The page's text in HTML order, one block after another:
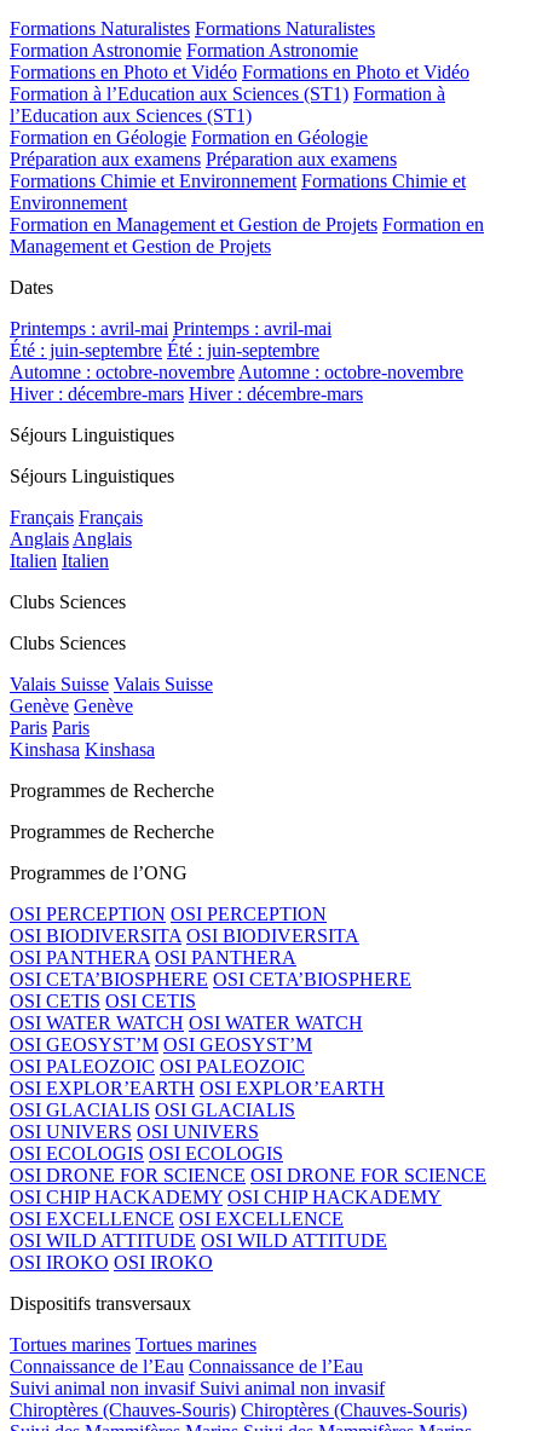
Formations Naturalistes Formations Naturalistes
Formation Astronomie Formation Astronomie
Formations en Photo et Vidéo Formations en Photo et Vidéo
Formation à l’Education aux Sciences (ST1) Formation à
l’Education aux Sciences (ST1)
Formation en Géologie Formation en Géologie
Préparation aux examens Préparation aux examens
Formations Chimie et Environnement Formations Chimie et
Environnement
Formation en Management et Gestion de Projets Formation en
Management et Gestion de Projets
Dates
Printemps : avril-mai Printemps : avril-mai
Été : juin-septembre Été : juin-septembre
Automne : octobre-novembreAutomne : octobre-novembre
Hiver : décembre-mars Hiver : décembre-mars
Séjours Linguistiques
Séjours Linguistiques
Français Français
AnglaisAnglais
Italien Italien
Clubs Sciences
Clubs Sciences
Valais Suisse Valais Suisse
Genève Genève
Paris Paris
Kinshasa Kinshasa
Programmes de Recherche
Programmes de Recherche
Programmes de l’ONG
OSI PERCEPTION OSI PERCEPTION
OSI BIODIVERSITA OSI BIODIVERSITA
OSI PANTHERA OSI PANTHERA
OSI CETA’BIOSPHERE OSI CETA’BIOSPHERE
OSI CETIS OSI CETIS
OSI WATER WATCH OSI WATER WATCH
OSI GEOSYST’M OSI GEOSYST’M
OSI PALEOZOIC OSI PALEOZOIC
OSI EXPLOR’EARTH OSI EXPLOR’EARTH
OSI GLACIALIS OSI GLACIALIS
OSI UNIVERS OSI UNIVERS
OSI ECOLOGIS OSI ECOLOGIS
OSI DRONE FOR SCIENCE OSI DRONE FOR SCIENCE
OSI CHIP HACKADEMY OSI CHIP HACKADEMY
OSI EXCELLENCE OSI EXCELLENCE
OSI WILD ATTITUDE OSI WILD ATTITUDE
OSI IROKO OSI IROKO
Dispositifs transversaux
Tortues marines Tortues marines
Connaissance de l’Eau Connaissance de l’Eau
Suivi animal non invasif Suivi animal non invasif
Chiroptères (Chauves-Souris) Chiroptères (Chauves-Souris)